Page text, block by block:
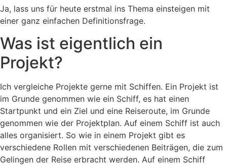
Ja, lass uns für heute erstmal ins Thema einsteigen mit
einer ganz einfachen Definitionsfrage.
Was ist eigentlich ein
Projekt?
Ich vergleiche Projekte gerne mit Schiffen. Ein Projekt ist
im Grunde genommen wie ein Schiff, es hat einen
Startpunkt und ein Ziel und eine Reiseroute, im Grunde
genommen wie der Projektplan. Auf einem Schiff ist auch
alles organisiert. So wie in einem Projekt gibt es
verschiedene Rollen mit verschiedenen Beiträgen, die zum
Gelingen der Reise erbracht werden. Auf einem Schiff